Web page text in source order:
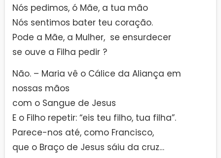
Nós pedimos, ó Mãe, a tua mão
Nós sentimos bater teu coração.
Pode a Mãe, a Mulher, se ensurdecer
se ouve a Filha pedir ?
Não. – Maria vê o Cálice da Aliança em
nossas mãos
com o Sangue de Jesus
E o Filho repetir: “eis teu filho, tua filha”.
Parece-nos até, como Francisco,
que o Braço de Jesus sáiu da cruz…